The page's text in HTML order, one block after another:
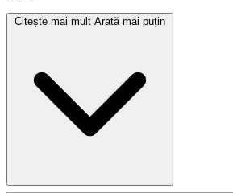
Citește mai mult Arată mai puțin